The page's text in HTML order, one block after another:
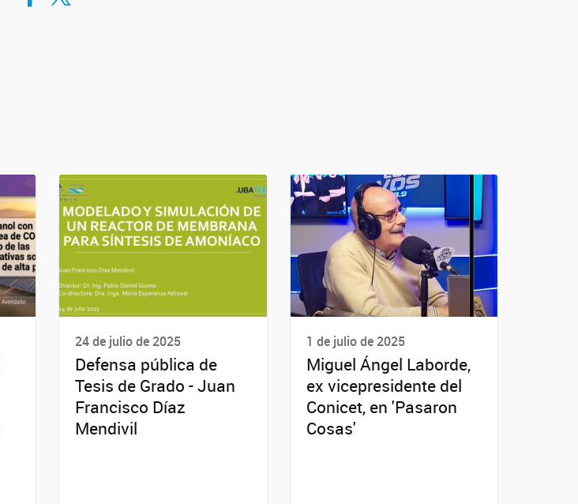
24 de julio de 2025
Defensa pública de
Tesis de Grado - Juan
Francisco Díaz
Mendivil
1 de julio de 2025
Miguel Ángel Laborde,
ex vicepresidente del
Conicet, en 'Pasaron
Cosas'